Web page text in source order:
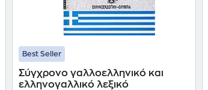
Best Seller
Σύγχρονο γαλλοελληνικό και
ελληνογαλλικό λεξικό